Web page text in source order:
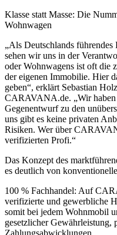
Klasse statt Masse: Die
Wohnwagen
„Als Deutschlands
sehen wir uns in der
oder Wohnwagens ist oft die
der eigenen Immobilie. Hier
geben“, erklärt Sebastian
CARAVANA.de. „Wir
Gegenentwurf zu den
uns gibt es keine privaten
Risiken. Wer über
verifizierten Profi.“
Das Konzept des
es deutlich von
100 % Fachhandel: Auf
verifizierte und gewerbliche
somit bei jedem Wohnmobil
gesetzlicher Gewährleistung,
Zahlungsabwicklungen.